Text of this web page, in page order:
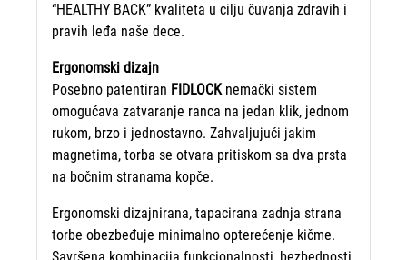
“HEALTHY BACK” kvaliteta u cilju čuvanja zdravih i
pravih leđa naše dece.
Ergonomski dizajn
Posebno patentiran FIDLOCK nemački sistem
omogućava zatvaranje ranca na jedan klik, jednom
rukom, brzo i jednostavno. Zahvaljujući jakim
magnetima, torba se otvara pritiskom sa dva prsta
na bočnim stranama kopče.
Ergonomski dizajnirana, tapacirana zadnja strana
torbe obezbeđuje minimalno opterećenje kičme.